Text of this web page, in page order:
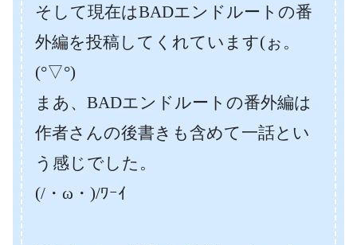
そして現在はBADエンドルートの番
外編を投稿してくれています(ぉ。
(°▽°)
まあ、BADエンドルートの番外編は
作者さんの後書きも含めて一話とい
う感じでした。
(/・ω・)/ﾜｰｲ